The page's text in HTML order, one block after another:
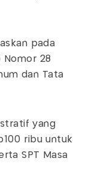
pada
Nomor 28
dan Tata
yang
ribu untuk
SPT Masa